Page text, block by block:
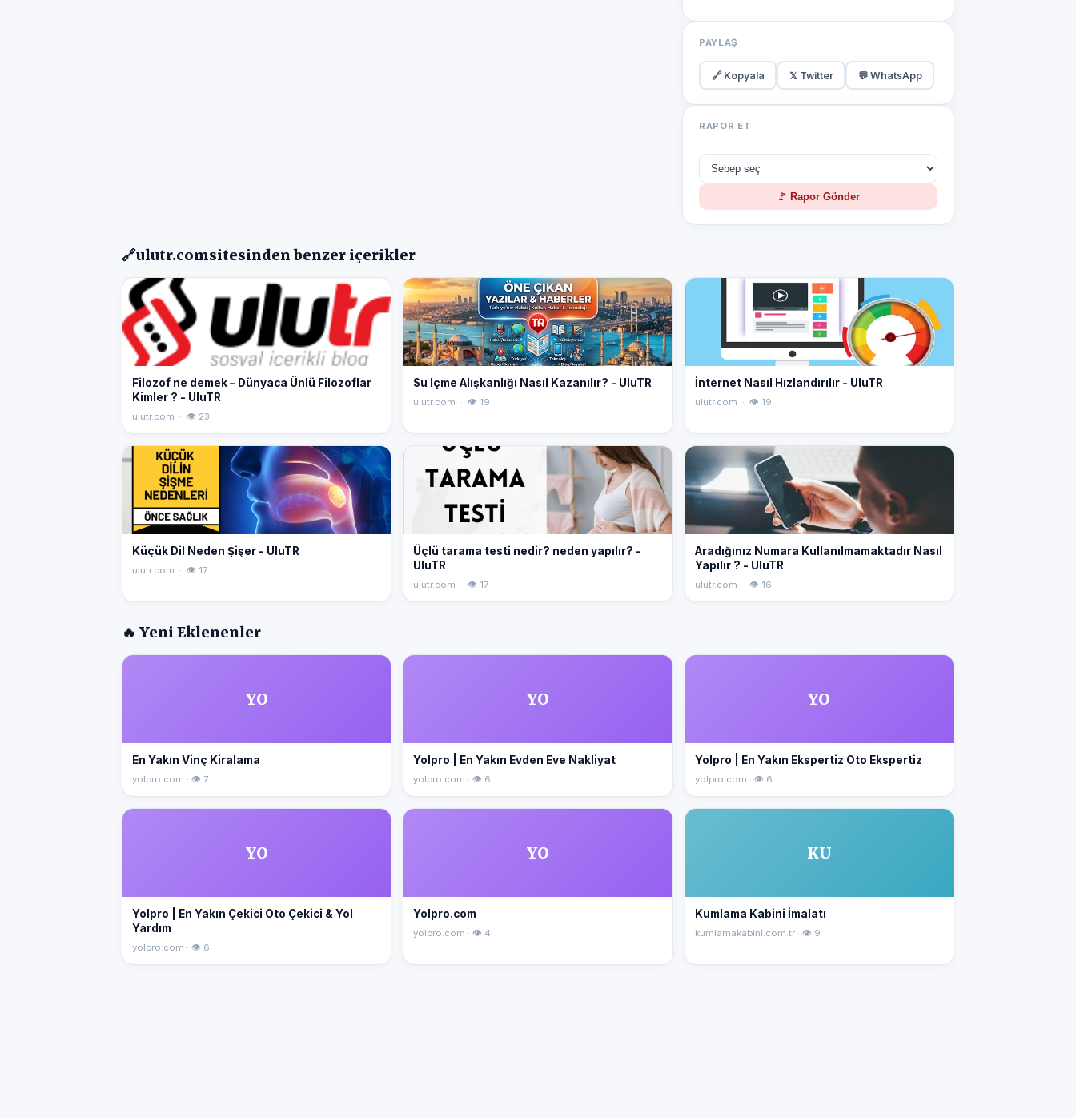
PAYLAŞ
🔗 Kopyala 𝕏 Twitter 💬 WhatsApp
RAPOR ET
🚩 Rapor Gönder
🔗ulutr.comsitesinden benzer içerikler
Filozof ne demek – Dünyaca Ünlü Filozoflar
Kimler ? - UluTR
ulutr.com · 👁 23
Su Içme Alışkanlığı Nasıl Kazanılır? - UluTR
ulutr.com · 👁 19
İnternet Nasıl Hızlandırılır - UluTR
ulutr.com · 👁 19
Küçük Dil Neden Şişer - UluTR
ulutr.com · 👁 17
Üçlü tarama testi nedir? neden yapılır? -
UluTR
ulutr.com · 👁 17
Aradığınız Numara Kullanılmamaktadır Nasıl
Yapılır ? - UluTR
ulutr.com · 👁 16
🔥 Yeni Eklenenler
YO
En Yakın Vinç Kiralama
yolpro.com · 👁 7
YO
Yolpro | En Yakın Evden Eve Nakliyat
yolpro.com · 👁 6
YO
Yolpro | En Yakın Ekspertiz Oto Ekspertiz
yolpro.com · 👁 6
YO
Yolpro | En Yakın Çekici Oto Çekici & Yol
Yardım
yolpro.com · 👁 6
YO
Yolpro.com
yolpro.com · 👁 4
KU
Kumlama Kabini İmalatı
kumlamakabini.com.tr · 👁 9